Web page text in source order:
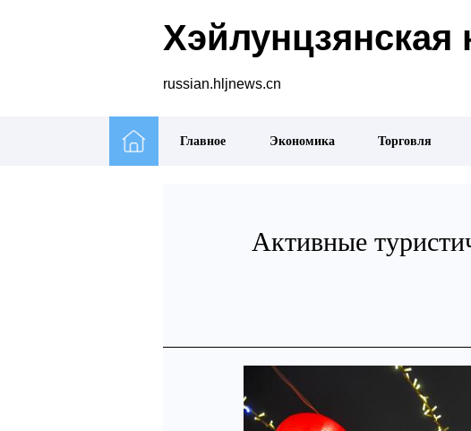
Хэйлунцзянская
russian.hljnews.cn
Главное Экономика Торговля
Активные